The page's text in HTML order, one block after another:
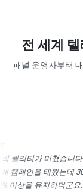
전 세계
패널 운영자부터
리티가 미쳤습니다. 15
페인을 태웠는데 30일
상을 유지하더군요. 다